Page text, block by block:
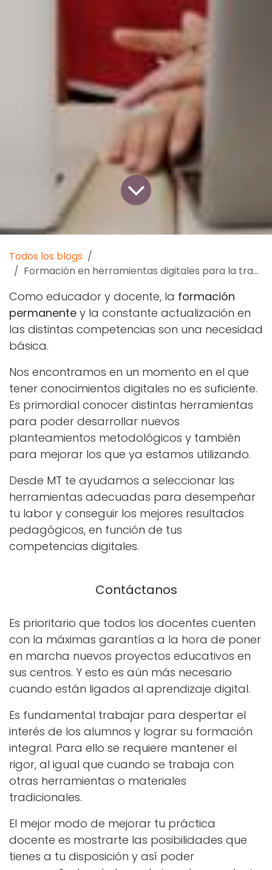
Todos los blogs
Formación en herramientas digitales para la transformación metodológica
Como educador y docente, la formación
permanente y la constante actualización en
las distintas competencias son una necesidad
básica.
Nos encontramos en un momento en el que
tener conocimientos digitales no es suficiente.
Es primordial conocer distintas herramientas
para poder desarrollar nuevos
planteamientos metodológicos y también
para mejorar los que ya estamos utilizando.
Desde MT te ayudamos a seleccionar las
herramientas adecuadas para desempeñar
tu labor y conseguir los mejores resultados
pedagógicos, en función de tus
competencias digitales.
Contáctanos
Es prioritario que todos los docentes cuenten
con la máximas garantías a la hora de poner
en marcha nuevos proyectos educativos en
sus centros. Y esto es aún más necesario
cuando están ligados al aprendizaje digital.
Es fundamental trabajar para despertar el
interés de los alumnos y lograr su formación
integral. Para ello se requiere mantener el
rigor, al igual que cuando se trabaja con
otras herramientas o materiales
tradicionales.
El mejor modo de mejorar tu práctica
docente es mostrarte las posibilidades que
tienes a tu disposición y así poder